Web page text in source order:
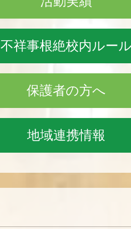
不祥事根絶校内ルー
保護者の方へ
地域連携情報